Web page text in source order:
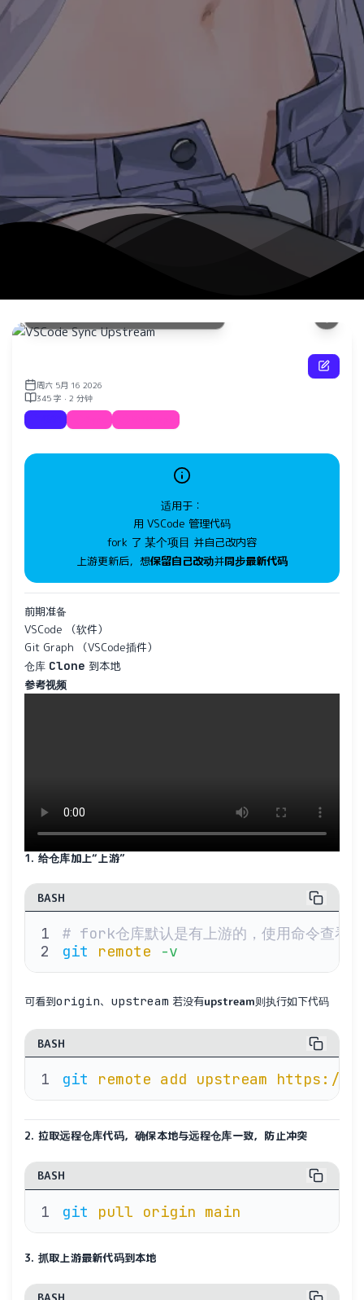
利用
现可
周六 5月 16 2026
345 字 · 2 分钟
适用于：
用 VSCode 管理代码
fork 了 某个项目 并自己改内容
上游更新后，想保留自己改动并同步最新代码
前期准备
VSCode （软件）
Git Graph （VSCode插件）
仓库 Clone 到本地
参考视频
1. 给仓库加上“上游”
BASH
# fork仓库默认是有上游的，使用命令查看
git remote -v
可看到origin、 upstream 若没有upstream则执行如下代码
BASH
git remote add upstream https://
2. 拉取远程仓库代码，确保本地与远程仓库一致，防止冲突
BASH
git pull origin main
3. 抓取上游最新代码到本地